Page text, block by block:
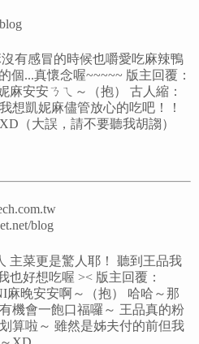
有感冒的時候也嚼愛吃麻辣鴨
個...真懷念喔~~~~~ 版主回覆：
麻安安ㄋㄟ～（抱） 古人縮：
想凱妮麻儘管放心的吃吧！！
（大誤，請不要聽我胡謅）
blog
主菜更是驚人耶！ 聽到王品我
也好想吃喔 >< 版主回覆：
麻晚安安啊～（抱） 哈哈～那
機會一飽口福囉～ 王品真的粉
算啦～ 雖然是姊夫付的前但我